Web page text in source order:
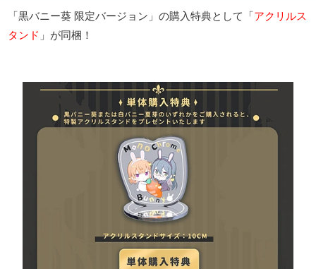
「黒バニー葵 限定バージョン」の購入特典として「アクリルス
タンド 」が同梱！